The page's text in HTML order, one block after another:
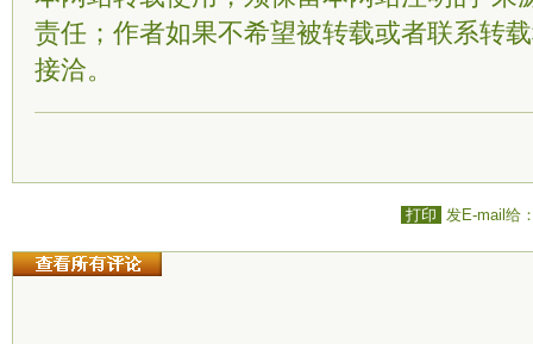
责任；作者如果不希望被转载或者联系转
接洽。
打印 发E-mail给